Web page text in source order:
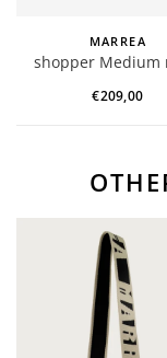
MARREA
shopper Medium
€209,00